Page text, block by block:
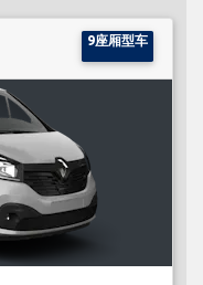
9座厢型车